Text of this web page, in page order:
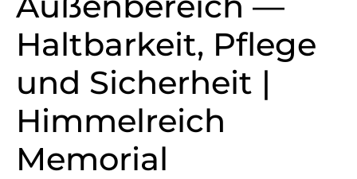
Haltbarkeit, Pflege
und Sicherheit |
Himmelreich
Memorial